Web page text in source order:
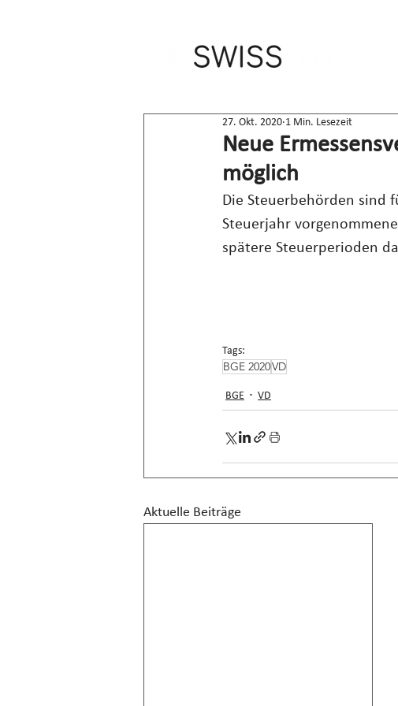
Neue
möglich
27. Okt. 2020 1 Min. Lesezeit
Die Steuerbehörden sind
Steuerjahr
spätere Steuerperioden
Tags:
BGE 2020VD
BGE VD
Aktuelle Beiträge